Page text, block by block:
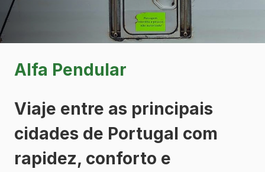
Alfa Pendular
Viaje entre as principais
cidades de Portugal com
rapidez, conforto e